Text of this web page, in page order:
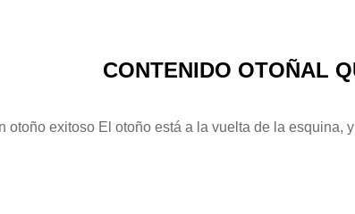
CONTENIDO OTOÑAL
otoño exitoso El otoño está a la vuelta de la